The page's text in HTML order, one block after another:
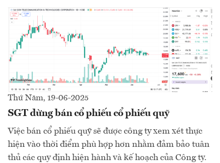
Thứ Năm, 19-06-2025
SGT dừng bán cổ phiếu cổ phiếu quỹ
Việc bán cổ phiếu quỹ sẽ được công ty xem xét thực
hiện vào thời điểm phù hợp hơn nhằm đảm bảo tuân
thủ các quy định hiện hành và kế hoạch của Công ty.